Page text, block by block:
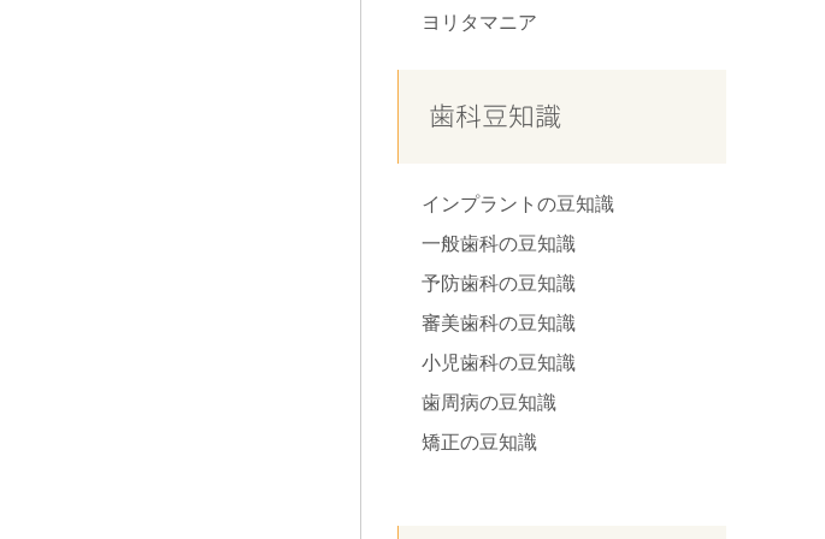
ヨリタマニア
歯科豆知識
インプラントの豆知識
一般歯科の豆知識
予防歯科の豆知識
審美歯科の豆知識
小児歯科の豆知識
歯周病の豆知識
矯正の豆知識